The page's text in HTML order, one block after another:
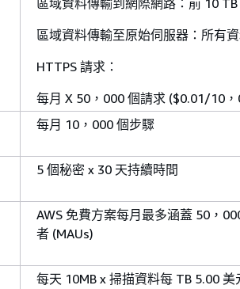
區域資料傳輸到網際網路：前 10 TB
區域資料傳輸至原始伺服器：所有
HTTPS 請求：
每月 X 50，000 個請求 ($0.01/10，
每月 10，000 個步驟
5 個秘密 x 30 天持續時間
AWS 免費方案每月最多涵蓋 50，
者 (MAUs)
每天 10MB x 掃描資料每 TB 5.00 美